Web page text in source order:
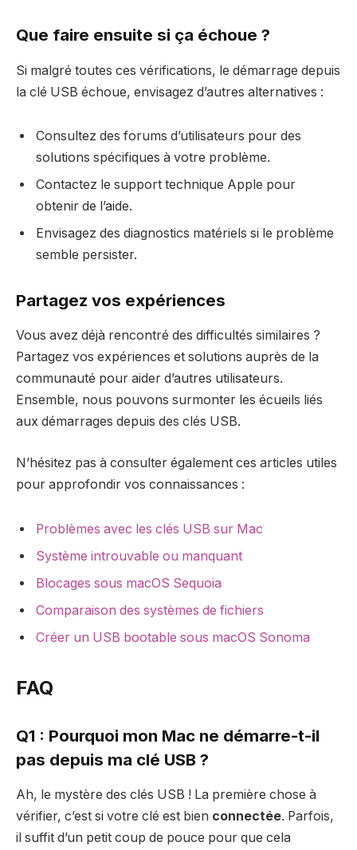
Que faire ensuite si ça échoue ?
Si malgré toutes ces vérifications, le démarrage depuis
la clé USB échoue, envisagez d’autres alternatives :
Consultez des forums d’utilisateurs pour des
solutions spécifiques à votre problème.
Contactez le support technique Apple pour
obtenir de l’aide.
Envisagez des diagnostics matériels si le problème
semble persister.
Partagez vos expériences
Vous avez déjà rencontré des difficultés similaires ?
Partagez vos expériences et solutions auprès de la
communauté pour aider d’autres utilisateurs.
Ensemble, nous pouvons surmonter les écueils liés
aux démarrages depuis des clés USB.
N’hésitez pas à consulter également ces articles utiles
pour approfondir vos connaissances :
Problèmes avec les clés USB sur Mac
Système introuvable ou manquant
Blocages sous macOS Sequoia
Comparaison des systèmes de fichiers
Créer un USB bootable sous macOS Sonoma
FAQ
Q1 : Pourquoi mon Mac ne démarre-t-il
pas depuis ma clé USB ?
Ah, le mystère des clés USB ! La première chose à
vérifier, c’est si votre clé est bien connectée. Parfois,
il suffit d’un petit coup de pouce pour que cela